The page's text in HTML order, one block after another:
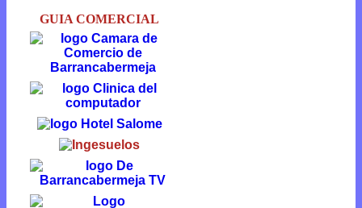
GUIA COMERCIAL